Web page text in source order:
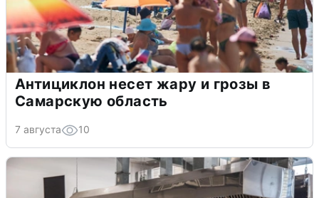
Антициклон несет жару и грозы в
Самарскую область
7 августа 10